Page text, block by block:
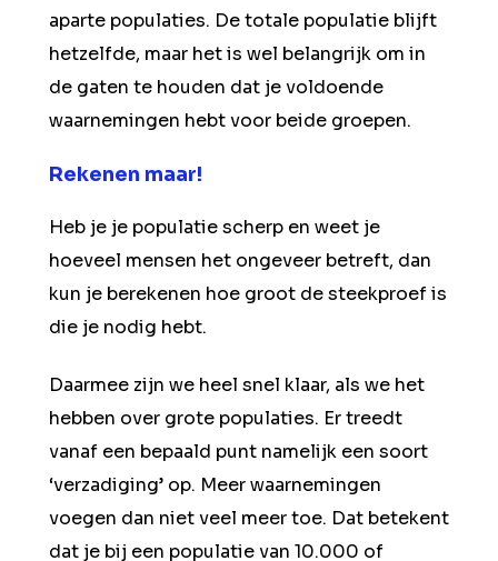
aparte populaties. De totale populatie blijft
hetzelfde, maar het is wel belangrijk om in
de gaten te houden dat je voldoende
waarnemingen hebt voor beide groepen.
Rekenen maar!
Heb je je populatie scherp en weet je
hoeveel mensen het ongeveer betreft, dan
kun je berekenen hoe groot de steekproef is
die je nodig hebt.
Daarmee zijn we heel snel klaar, als we het
hebben over grote populaties. Er treedt
vanaf een bepaald punt namelijk een soort
‘verzadiging’ op. Meer waarnemingen
voegen dan niet veel meer toe. Dat betekent
dat je bij een populatie van 10.000 of